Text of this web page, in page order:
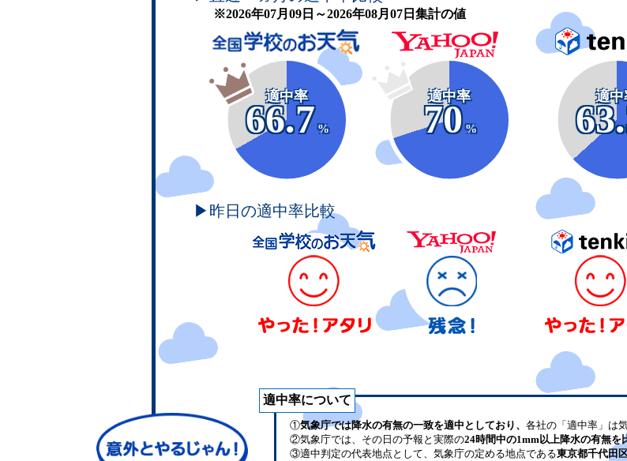
※2026年07月09日～2026年08月07日集計の値
適中率
66.7
%
適中率
70
%
適中
▶昨日の適中率比較
適中率について
①気象庁では降水の有無の一致を適中としており、 各社の「適中率」は
②気象庁では、その日の予報と実際の24時間中の1mm以上降水の有無を
③適中判定の代表地点として、気象庁の定める地点である東京都千代田